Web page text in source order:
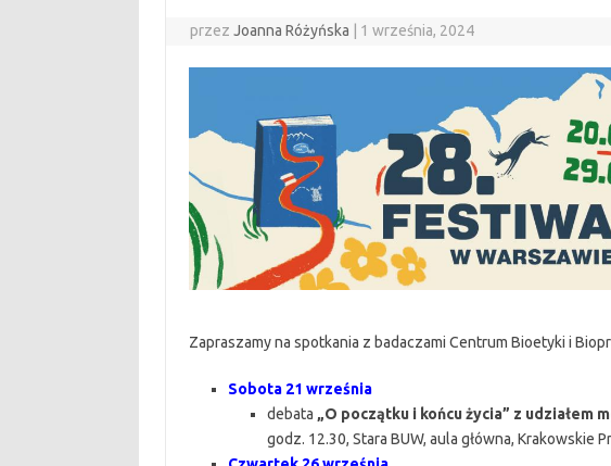
przezJoanna Różyńska 1 września, 2024
Zapraszamy na spotkania z badaczami Centrum Bioetyki i
Sobota 21 września
debata „O początku i końcu życia” z udziałem
godz. 12.30, Stara BUW, aula główna, Krakowskie